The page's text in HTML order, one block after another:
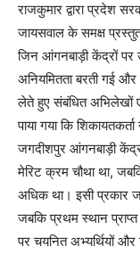
राजकुमार द्वारा प्रदेश
जायसवाल के समक्ष
जिन आंगनबाड़ी केंद्रों पर
अनियमितता बरती गई
लेते हुए संबंधित अभिलेखों
पाया गया कि
जगदीशपुर आंगनबाड़ी
मेरिट क्रम चौथा था,
अधिक था। इसी प्रकार
जबकि प्रथम स्थान
पर चयनित अभ्यर्थियों